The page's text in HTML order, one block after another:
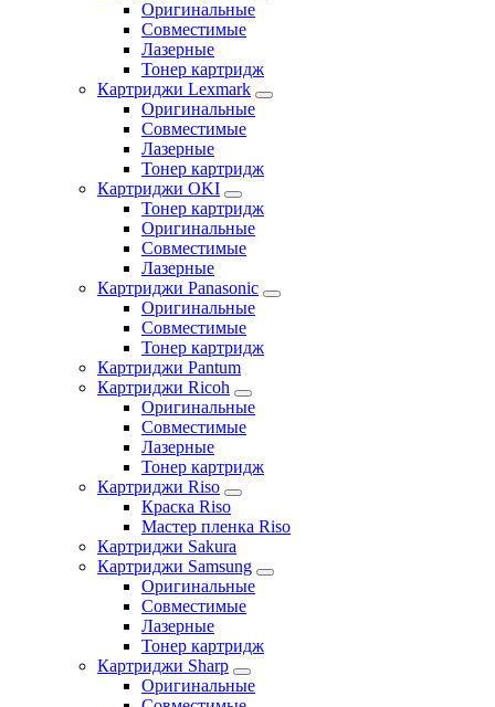
Оригинальные
Совместимые
Лазерные
Тонер картридж
Картриджи Lexmark
Оригинальные
Совместимые
Лазерные
Тонер картридж
Картриджи OKI
Тонер картридж
Оригинальные
Совместимые
Лазерные
Картриджи Panasonic
Оригинальные
Совместимые
Тонер картридж
Картриджи Pantum
Картриджи Ricoh
Оригинальные
Совместимые
Лазерные
Тонер картридж
Картриджи Riso
Краска Riso
Мастер пленка Riso
Картриджи Sakura
Картриджи Samsung
Оригинальные
Совместимые
Лазерные
Тонер картридж
Картриджи Sharp
Оригинальные